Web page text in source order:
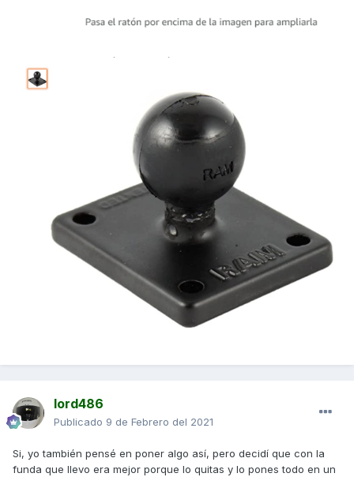
lord486
Publicado 9 de Febrero del 2021
Si, yo también pensé en poner algo así, pero decidí que con la
funda que llevo era mejor porque lo quitas y lo pones todo en un